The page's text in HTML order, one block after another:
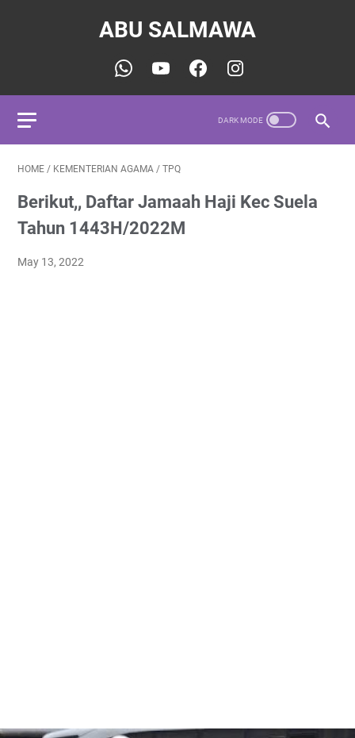
ABU SALMAWA
HOME / KEMENTERIAN AGAMA / TPQ
Berikut,, Daftar Jamaah Haji Kec Suela
Tahun 1443H/2022M
May 13, 2022